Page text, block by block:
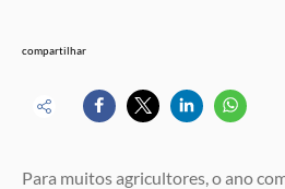
compartilhar
Para muitos agricultores, o ano